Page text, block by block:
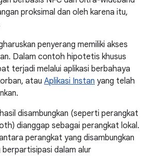
proksimal dan oleh karena itu,
penyerang memiliki akses
Dalam contoh hipotetis khusus
terjadi melalui aplikasi berbahaya
atau Aplikasi Instan yang telah
disambungkan (seperti perangkat
dianggap sebagai perangkat lokal.
perangkat yang disambungkan
dalam alur